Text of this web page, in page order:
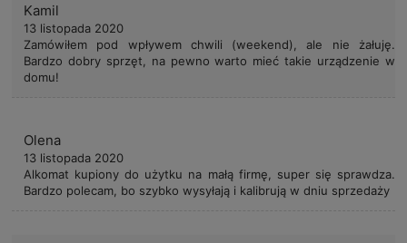
Kamil
13 listopada 2020
Zamówiłem pod wpływem chwili (weekend), ale nie żałuję.
Bardzo dobry sprzęt, na pewno warto mieć takie urządzenie w
domu!
Olena
13 listopada 2020
Alkomat kupiony do użytku na małą firmę, super się sprawdza.
Bardzo polecam, bo szybko wysyłają i kalibrują w dniu sprzedaży